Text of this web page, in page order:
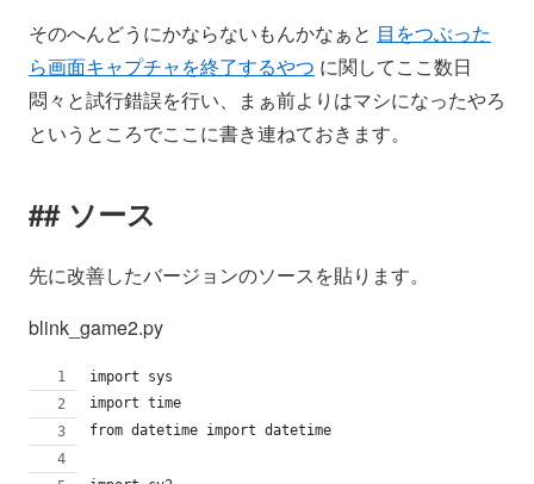
そのへんどうにかならないもんかなぁと 目をつぶった
ら画面キャプチャを終了するやつ に関してここ数日
悶々と試行錯誤を行い、まぁ前よりはマシになったやろ
というところでここに書き連ねておきます。
ソース
先に改善したバージョンのソースを貼ります。
blink_game2.py
import sys
import time
from datetime import datetime